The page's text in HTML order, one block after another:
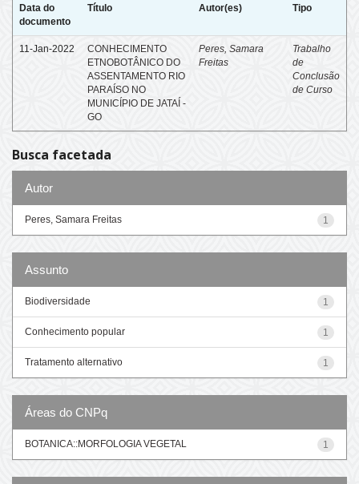
Data do
documento
Título Autor(es) Tipo
11-Jan-2022
CONHECIMENTO
ETNOBOTÂNICO DO
ASSENTAMENTO RIO
PARAÍSO NO
MUNICÍPIO DE JATAÍ -
GO
Peres, Samara
Freitas
Trabalho
de
Conclusão
de Curso
Busca facetada
Autor
1
Peres, Samara Freitas
Assunto
1
Biodiversidade
1
Conhecimento popular
1
Tratamento alternativo
Áreas do CNPq
1
BOTANICA::MORFOLOGIA VEGETAL